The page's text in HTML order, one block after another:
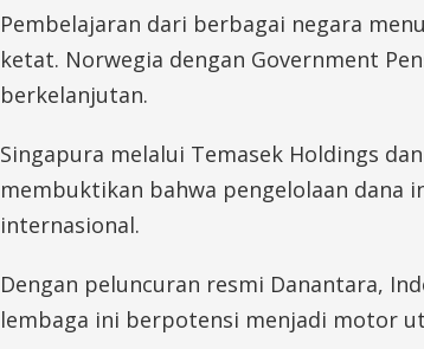
Pembelajaran dari berbagai negara
ketat. Norwegia dengan Government
berkelanjutan.
Singapura melalui Temasek Holdings
membuktikan bahwa pengelolaan dana
internasional.
Dengan peluncuran resmi Danantara,
lembaga ini berpotensi menjadi motor